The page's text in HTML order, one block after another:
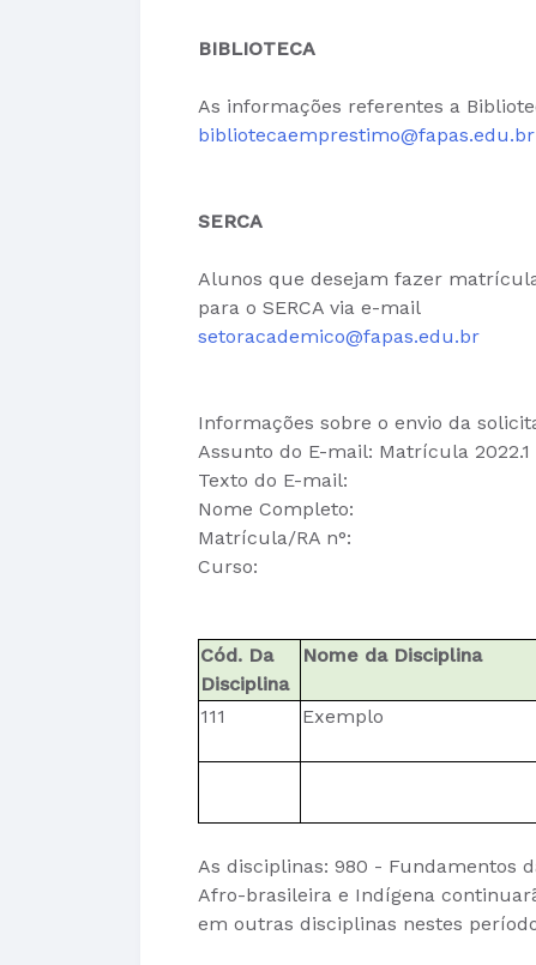
BIBLIOTECA
As informações referentes a
bibliotecaemprestimo@fapas.edu.br
SERCA
Alunos que desejam fazer
para o SERCA via e-mail
setoracademico@fapas.edu.br
Informações sobre o envio da
Assunto do E-mail: Matrícula 2022.1
Texto do E-mail:
Nome Completo:
Matrícula/RA n°:
Curso:
Cód. Da
Disciplina
Nome da Disciplina
111 Exemplo
As disciplinas: 980 - Fundamentos
Afro-brasileira e Indígena
em outras disciplinas nestes